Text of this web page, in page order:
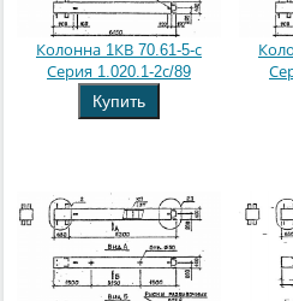
Колонна 1КВ 70.61-5-с
Серия 1.020.1-2с/89
Купить